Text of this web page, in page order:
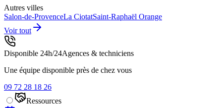
Autres villes
Salon-de-ProvenceLa CiotatSaint-Raphaël Orange
Voir tout
Disponible 24h/24Agences & techniciens
Une équipe disponible près de chez vous
09 72 28 18 26
Ressources